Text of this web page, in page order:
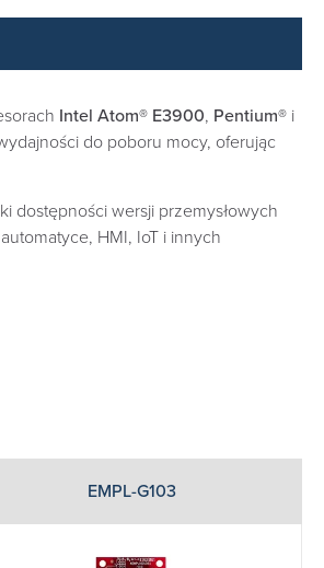
Intel Atom® E3900, Pentium® i
do poboru mocy, oferując
dostępności wersji przemysłowych
HMI, IoT i innych
EMPL-G103